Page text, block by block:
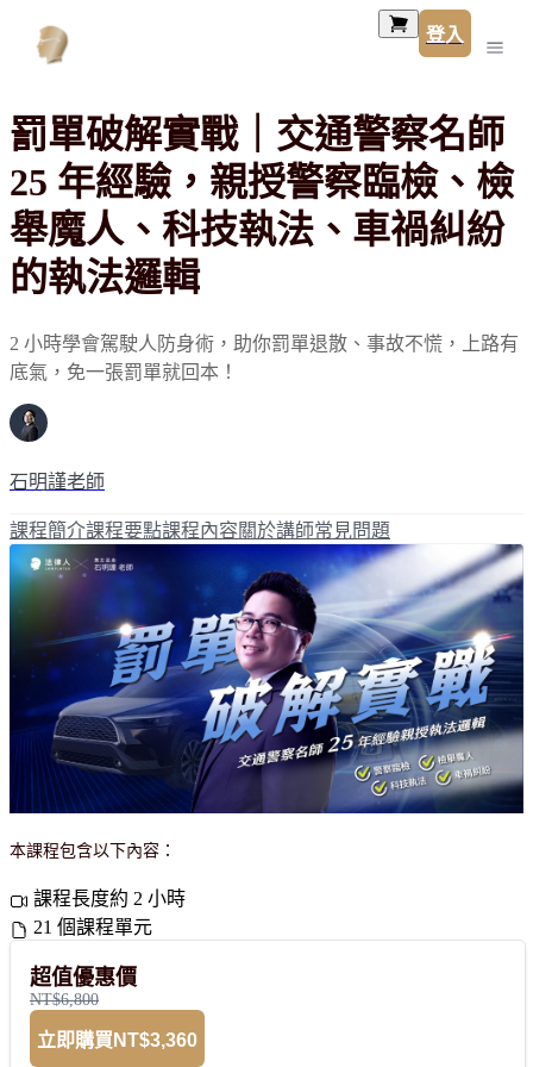
登入
罰單破解實戰｜交通警察名師
25 年經驗，親授警察臨檢、檢
舉魔人、科技執法、車禍糾紛
的執法邏輯
2 小時學會駕駛人防身術，助你罰單退散、事故不慌，上路有
底氣，免一張罰單就回本！
石明謹老師
課程簡介課程要點課程內容關於講師常見問題
本課程包含以下內容：
課程長度約 2 小時
21 個課程單元
超值優惠價
NT$6,800
立即購買 NT$3,360